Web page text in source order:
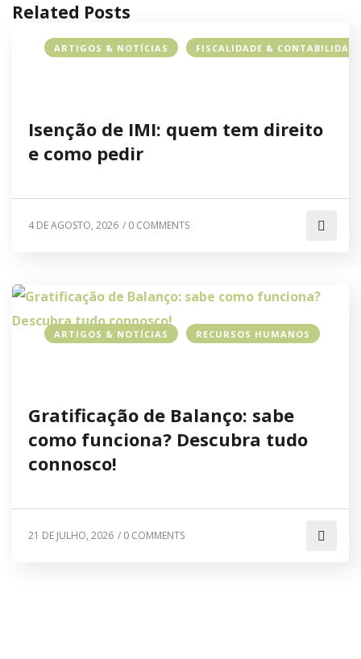
Related Posts
ARTIGOS & NOTÍCIAS FISCALIDADE & CONTABILIDADE
Isenção de IMI: quem tem direito
e como pedir
4 DE AGOSTO, 2026 / 0 COMMENTS
ARTIGOS & NOTÍCIAS RECURSOS HUMANOS
Gratificação de Balanço: sabe
como funciona? Descubra tudo
connosco!
21 DE JULHO, 2026 / 0 COMMENTS